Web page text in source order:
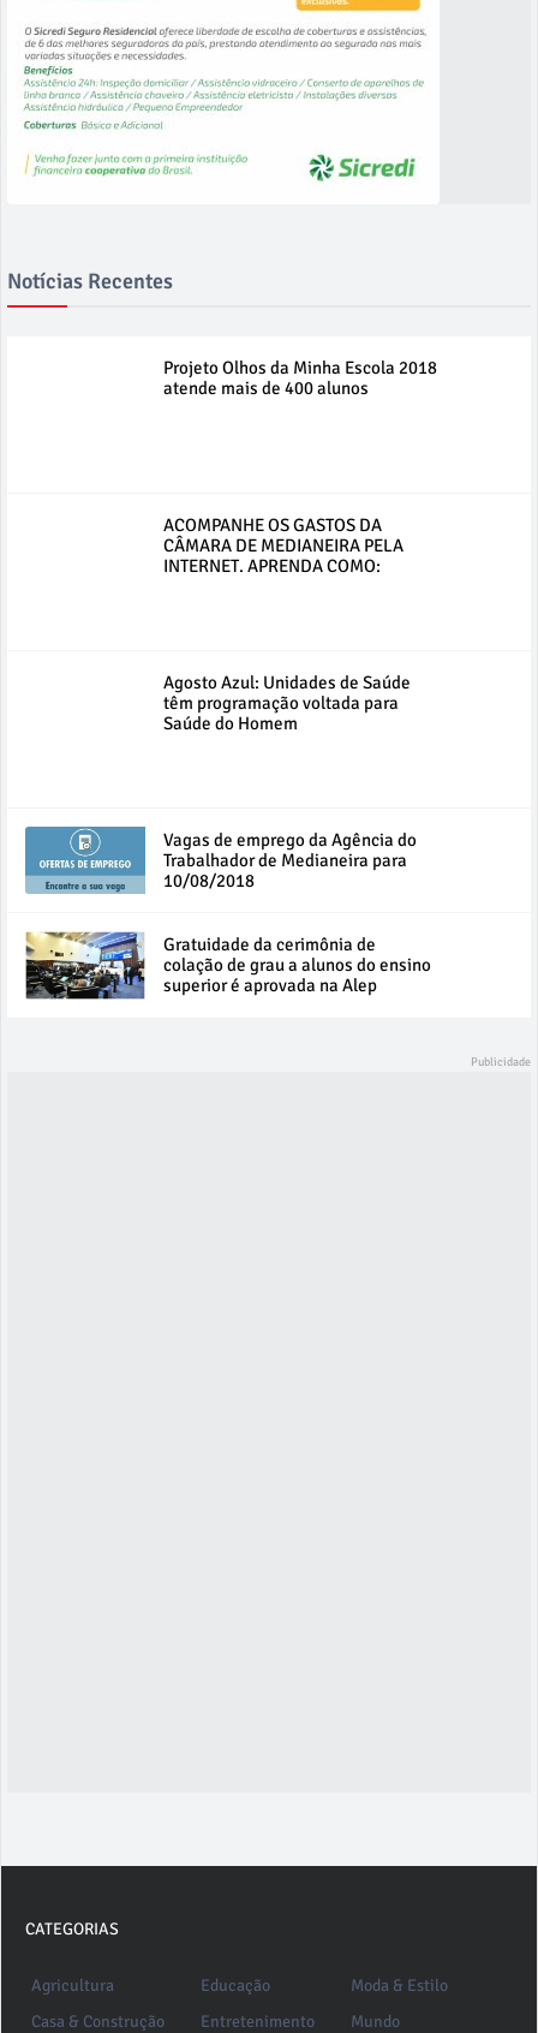
Notícias Recentes
Projeto Olhos da Minha Escola 2018
atende mais de 400 alunos
ACOMPANHE OS GASTOS DA
CÂMARA DE MEDIANEIRA PELA
INTERNET. APRENDA COMO:
Agosto Azul: Unidades de Saúde
têm programação voltada para
Saúde do Homem
Vagas de emprego da Agência do
Trabalhador de Medianeira para
10/08/2018
Gratuidade da cerimônia de
colação de grau a alunos do ensino
superior é aprovada na Alep
CATEGORIAS
Agricultura
Casa & Construção
Educação
Entretenimento
Moda & Estilo
Mundo